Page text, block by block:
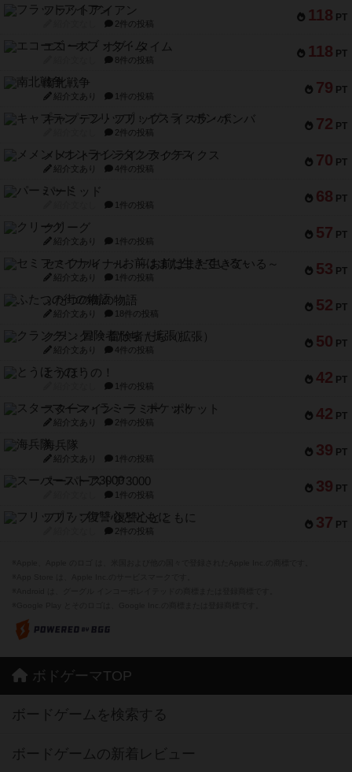
118 PT
フラットアイアン
2件の投稿
118 PT
エコーズ・オブ・タイム
8件の投稿
79 PT
南北戦争
紹介文あり 1件の投稿
72 PT
キャプテン・フリップ：イスラ・ボンバ
2件の投稿
70 PT
メメントオンラインタクティクス
紹介文あり 4件の投稿
68 PT
パーミッド
1件の投稿
57 PT
クリーグ
紹介文あり 1件の投稿
53 PT
セミファイナル ～お前はまだ生きている～
紹介文あり 1件の投稿
52 PT
ふたつの街の物語
紹介文あり 18件の投稿
50 PT
クランク! ：冒険者たち（拡張）
紹介文あり 4件の投稿
42 PT
とうほうの！
1件の投稿
42 PT
スターマイン・ラミー ポケット
紹介文あり 2件の投稿
39 PT
海兵隊
紹介文あり 1件の投稿
39 PT
スーパーストア3000
1件の投稿
37 PT
フリップ７：復讐心とともに
2件の投稿
ボドゲーマTOP
ボードゲームを検索する
ボードゲームの新着レビュー